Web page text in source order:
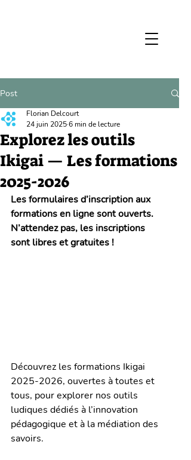
Post
Explorez les outils
Ikigai — Les formations
2025-2026
Florian Delcourt
24 juin 20256 min de lecture
Les formulaires d’inscription aux
formations en ligne sont ouverts.
N’attendez pas, les inscriptions
sont libres et gratuites !
Découvrez les formations Ikigai
2025-2026, ouvertes à toutes et
tous, pour explorer nos outils
ludiques dédiés à l’innovation
pédagogique et à la médiation des
savoirs.